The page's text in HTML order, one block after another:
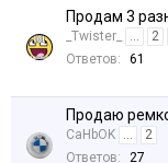
Продам 3
_Twister_ ... 2
Ответов:
61
Продаю
CaHbOK ...
2
Ответов:
27